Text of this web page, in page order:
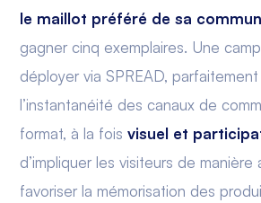
le maillot préféré de sa
gagner cinq exemplaires. Une
déployer via SPREAD,
l’instantanéité des canaux de
format, à la foisvisuel et
d’impliquer les visiteurs de manière
favoriser la mémorisation des